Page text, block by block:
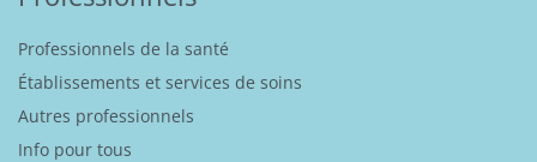
Professionnels de la santé
Établissements et services de soins
Autres professionnels
Info pour tous